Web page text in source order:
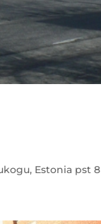
Estonia pst 8